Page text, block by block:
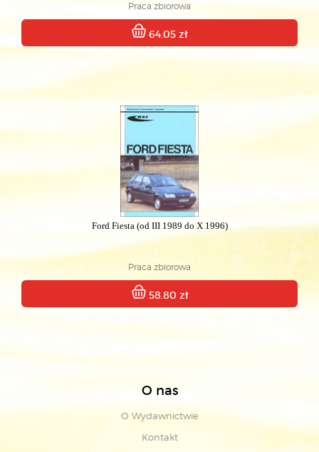
Praca zbiorowa
64.05 zł
Ford Fiesta (od III 1989 do X 1996)
Praca zbiorowa
58.80 zł
O nas
O Wydawnictwie
Kontakt